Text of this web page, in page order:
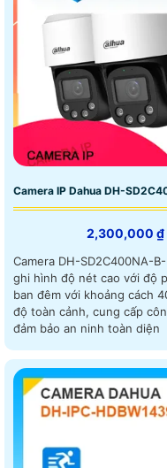
Camera IP Dahua DH-
2,300,000 ₫
Camera DH-SD2C400NA-
ghi hình độ nét cao với độ
ban đêm với khoảng cách
độ toàn cảnh, cung cấp
đảm bảo an ninh toàn diện